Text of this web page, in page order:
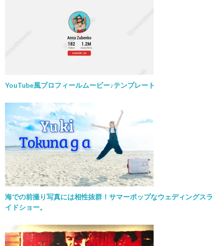
YouTube風プロフィールムービー♪テンプレート
海での前撮り写真には相性抜群！サマーポップなウェディングスラ
イドショー。